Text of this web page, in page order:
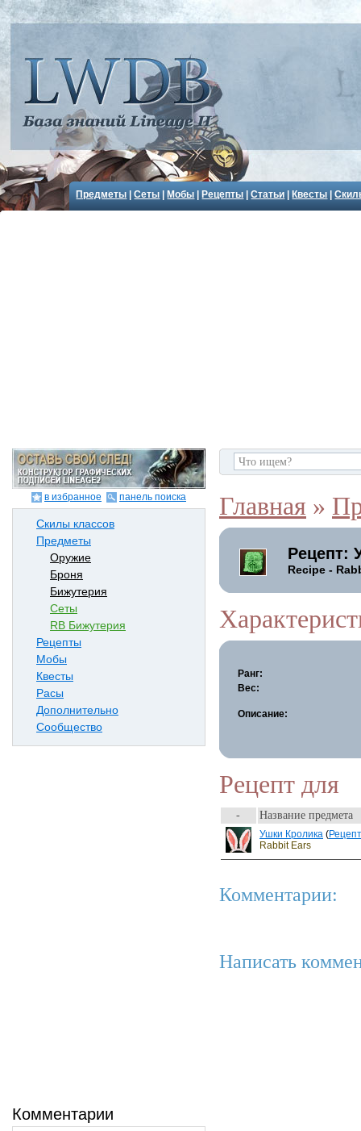
Предметы |Сеты Мобы Рецепты |Статьи Квесты |
в избранное панель поиска
Скилы классов
Предметы
Оружие
Броня
Бижутерия
Сеты
RB Бижутерия
Рецепты
Мобы
Квесты
Расы
Дополнительно
Сообщество
Комментарии
Главная »
Рецепт:
Recipe -
Ранг:
Вес:
Описание:
Рецепт для
- Название предмета
Ушки Кролика (Рецепт
Rabbit Ears
Комментарии:
Написать